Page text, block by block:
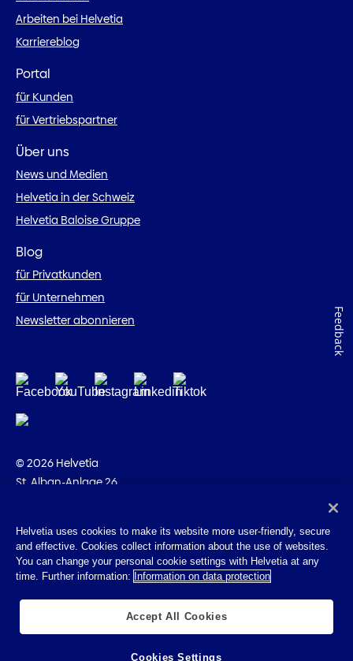
Arbeiten bei Helvetia
Karriereblog
Portal
für Kunden
für Vertriebspartner
Über uns
News und Medien
Helvetia in der Schweiz
Helvetia Baloise Gruppe
Blog
für Privatkunden
für Unternehmen
Newsletter abonnieren
© 2026 Helvetia
St. Alban-Anlage 26
Impressum
Rechtliche Hinweise
Helvetia uses cookies to make its website more user-friendly, secure
and effective. Cookies collect information about the use of websites.
You can change your personal cookie settings with Helvetia at any
time. Further information: Information on data protection
Accept All Cookies
Cookies Settings
Feedback